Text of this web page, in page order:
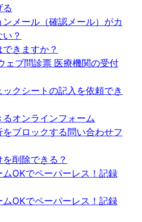
る
メール（確認メール）がカ
？
きますか？
ェブ問診票 医療機関の受付
クシートの記入を依頼でき
オンラインフォーム
ブロックする問い合わせフ
削除できる？
OKでペーパーレス！記録
OKでペーパーレス！記録